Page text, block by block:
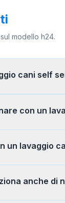
modello h24.
cani self
con un
un lavaggio
anche di